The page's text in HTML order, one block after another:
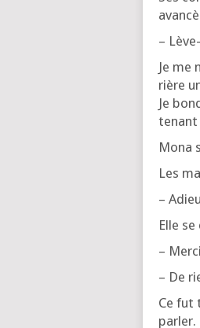
–
Je me
rière
Je
tenant
Mona
Les
–
Elle
–
– De
Ce fut
parler.